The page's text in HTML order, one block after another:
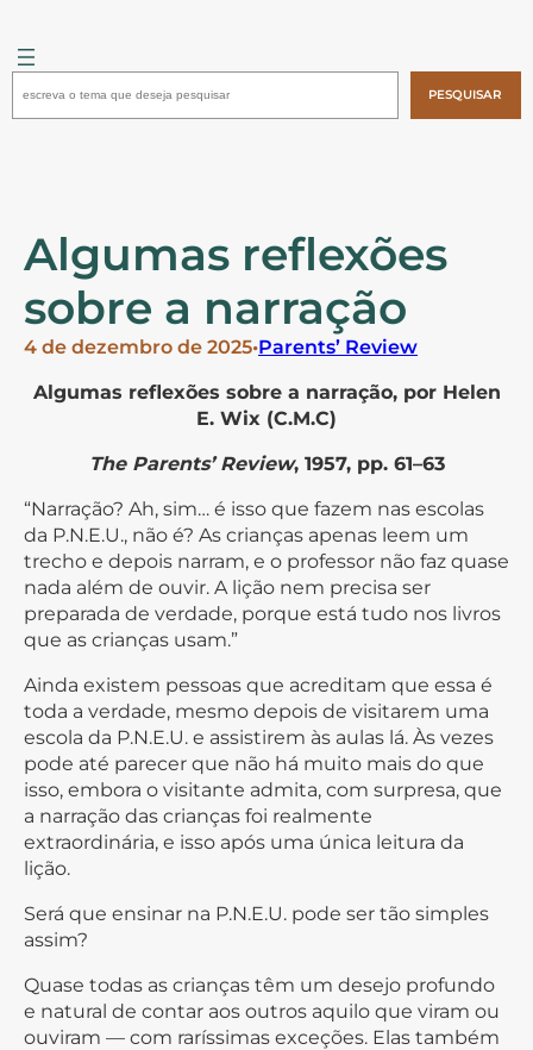
para
conteúdo
PESQUISAR
Algumas reflexões
sobre a narração
4 de dezembro de 2025•Parents’ Review
Algumas reflexões sobre a narração, por Helen
E. Wix (C.M.C)
The Parents’ Review, 1957, pp. 61–63
“Narração? Ah, sim… é isso que fazem nas escolas
da P.N.E.U., não é? As crianças apenas leem um
trecho e depois narram, e o professor não faz quase
nada além de ouvir. A lição nem precisa ser
preparada de verdade, porque está tudo nos livros
que as crianças usam.”
Ainda existem pessoas que acreditam que essa é
toda a verdade, mesmo depois de visitarem uma
escola da P.N.E.U. e assistirem às aulas lá. Às vezes
pode até parecer que não há muito mais do que
isso, embora o visitante admita, com surpresa, que
a narração das crianças foi realmente
extraordinária, e isso após uma única leitura da
lição.
Será que ensinar na P.N.E.U. pode ser tão simples
assim?
Quase todas as crianças têm um desejo profundo
e natural de contar aos outros aquilo que viram ou
ouviram — com raríssimas exceções. Elas também